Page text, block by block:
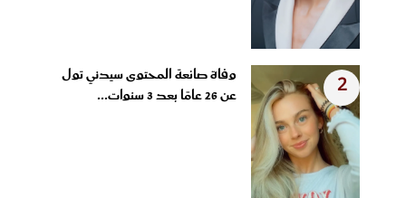
2
وفاة صانعة المحتوى سيدني تول
عن 26 عامًا بعد 3 سنوات...